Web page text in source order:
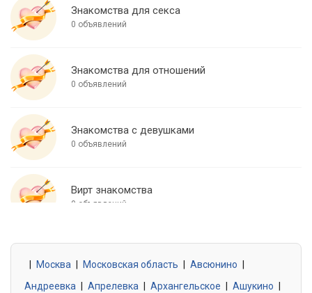
Знакомства для секса
0 объявлений
Знакомства для отношений
0 объявлений
Знакомства с девушками
0 объявлений
Вирт знакомства
0 объявлений
0 объявлений
Москва Московская область Авсюнино
Андреевка
Апрелевка Архангельское Ашукино